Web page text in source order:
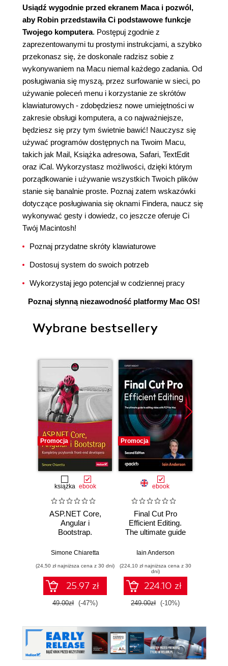
Usiądź wygodnie przed ekranem Maca i pozwól,
aby Robin przedstawiła Ci podstawowe funkcje
Twojego komputera. Postępuj zgodnie z
zaprezentowanymi tu prostymi instrukcjami, a szybko
przekonasz się, że doskonale radzisz sobie z
wykonywaniem na Macu niemal każdego zadania. Od
posługiwania się myszą, przez surfowanie w sieci, po
używanie poleceń menu i korzystanie ze skrótów
klawiaturowych - zdobędziesz nowe umiejętności w
zakresie obsługi komputera, a co najważniejsze,
będziesz się przy tym świetnie bawić! Nauczysz się
używać programów dostępnych na Twoim Macu,
takich jak Mail, Książka adresowa, Safari, TextEdit
oraz iCal. Wykorzystasz możliwości, dzięki którym
porządkowanie i używanie wszystkich Twoich plików
stanie się banalnie proste. Poznaj zatem wskazówki
dotyczące posługiwania się oknami Findera, naucz się
wykonywać gesty i dowiedz, co jeszcze oferuje Ci
Twój Macintosh!
Poznaj przydatne skróty klawiaturowe
Dostosuj system do swoich potrzeb
Wykorzystaj jego potencjał w codziennej pracy
Poznaj słynną niezawodność platformy Mac OS!
Wybrane bestsellery
Promocja
książka ebook
ASP.NET Core,
Angular i
Bootstrap.
przybornik front-
Simone Chiaretta
(24,50 zł najniższa cena z 30 dni)
25.97 zł
49.00zł (-47%)
Promocja
ebook
Final Cut Pro
Efficient Editing.
The ultimate guide
FCP 12 for faster,
- Second Edition
Iain Anderson
(224,10 zł najniższa cena z 30
dni)
224.10 zł
249.00zł (-10%)